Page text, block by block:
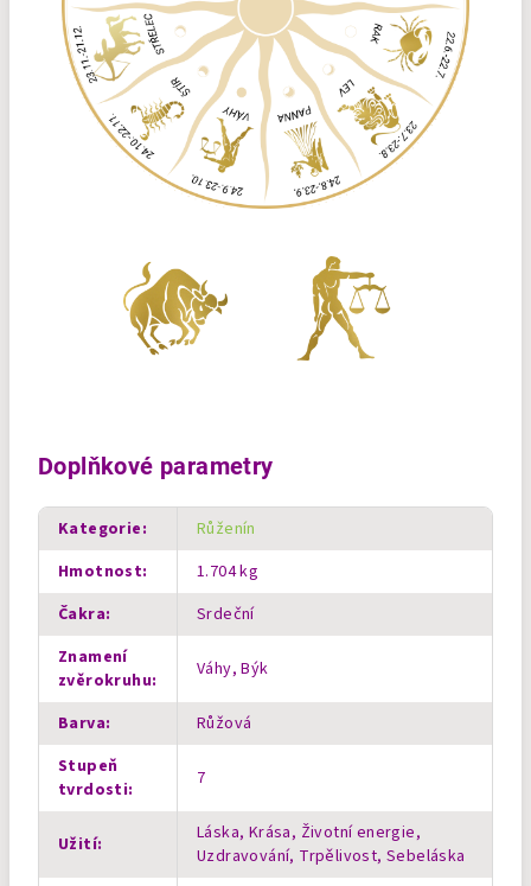
Doplňkové parametry
Kategorie:
Růženín
Hmotnost:
1.704 kg
Čakra:
Srdeční
Znamení
zvěrokruhu: Váhy, Býk
Barva:
Růžová
Stupeň
tvrdosti: 7
Užití:
Láska, Krása, Životní energie,
Uzdravování, Trpělivost, Sebeláska